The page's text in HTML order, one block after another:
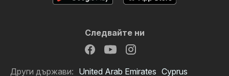
Следвайте ни
Други държави: United Arab Emirates Cyprus